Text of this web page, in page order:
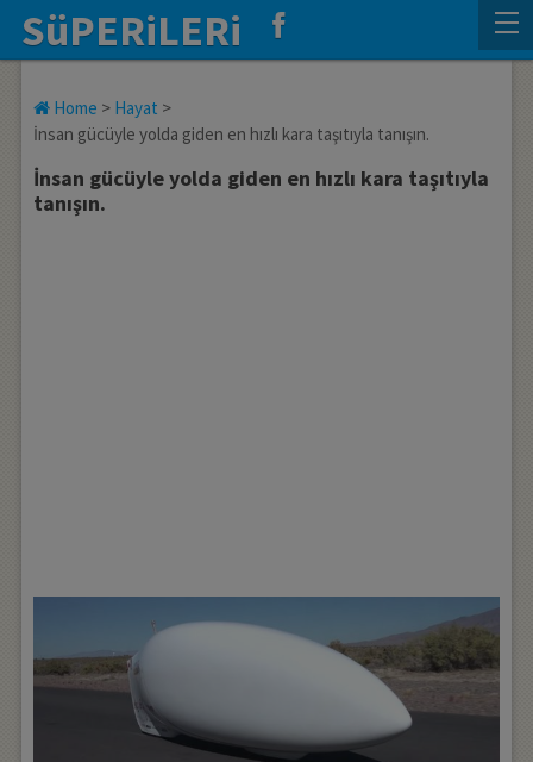
SüPERiLERi
Home > Hayat >
İnsan gücüyle yolda giden en hızlı kara taşıtıyla tanışın.
İnsan gücüyle yolda giden en hızlı kara taşıtıyla
tanışın.